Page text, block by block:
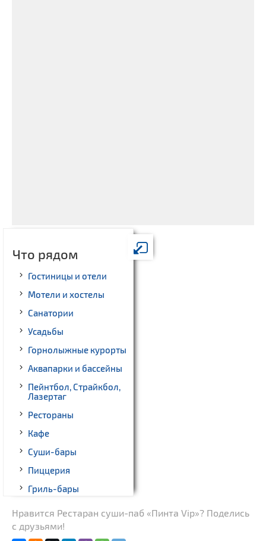
Что рядом
Гостиницы и отели
Мотели и хостелы
Санатории
Усадьбы
Горнолыжные курорты
Аквапарки и бассейны
Пейнтбол, Страйкбол,
Лазертаг
Рестораны
Кафе
Суши-бары
Пиццерия
Гриль-бары
Театры
Нравится Рестаран суши-паб «Пинта Vip»? Поделись
с друзьями!